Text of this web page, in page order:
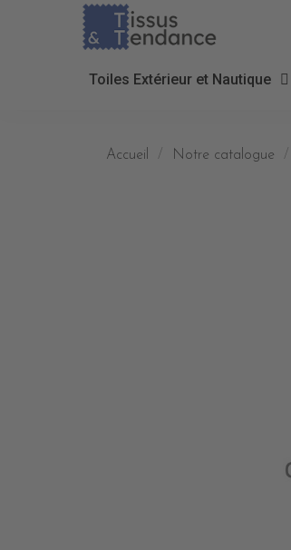
Toiles Extérieur et Nautique
Accueil Notre catalogue